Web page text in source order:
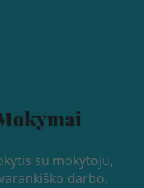
su mokytoju,
darbo.